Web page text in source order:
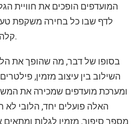
המועדפים הופכים את חוויית
לדף שבו כל בחירה משקפת
קלה למה שכבר ריגש אותנו.
בסופו של דבר, מה שהופך את
השילוב בין עיצוב מזמין,
ומערכת מועדפים שמכירה את
האלה פועלים יחד, הלובי
מספר סיפור, מזמין לגלות